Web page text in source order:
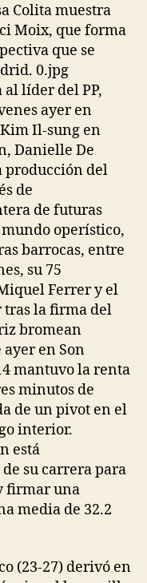
Colita muestra
Moix, que forma
que se
0.jpg
líder del PP,
ayer en
Il-sung en
Danielle De
producción del
de
de futuras
operístico,
barrocas, entre
su 75
Ferrer y el
tras la firma del
bromean
en Son
mantuvo la renta
minutos de
de un pivot en el
interior.
está
su carrera para
firmar una
media de 32.2
(23-27) derivó en